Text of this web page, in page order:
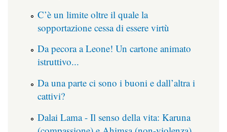
C’è un limite oltre il quale la
sopportazione cessa di essere virtù
Da pecora a Leone! Un cartone animato
istruttivo...
Da una parte ci sono i buoni e dall’altra i
cattivi?
Dalai Lama - Il senso della vita: Karuna